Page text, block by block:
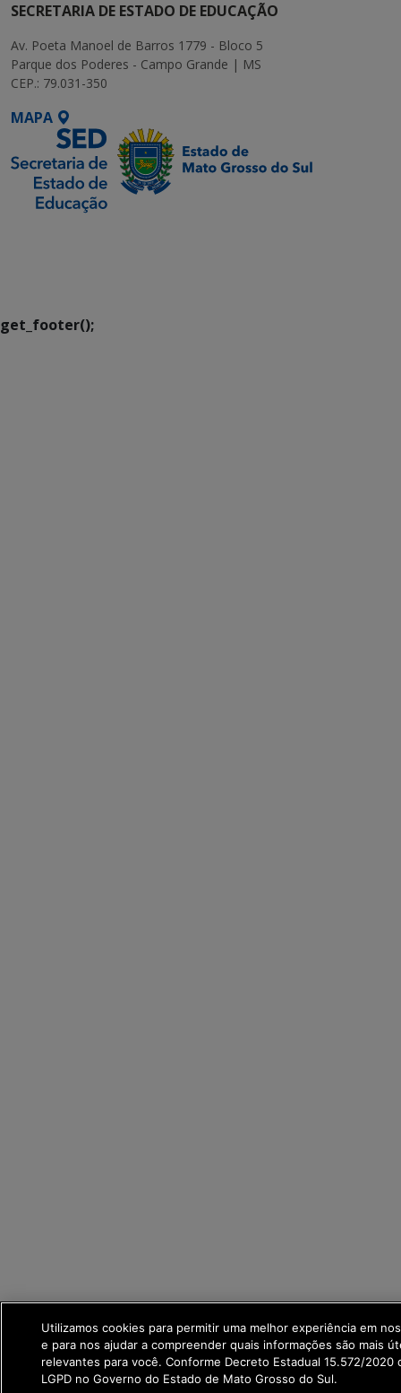
SECRETARIA DE ESTADO DE EDUCAÇÃO
Av. Poeta Manoel de Barros 1779 - Bloco 5
Parque dos Poderes - Campo Grande | MS
CEP.: 79.031-350
MAPA
get_footer();
Utilizamos cookies para permitir uma melhor experiência em
e para nos ajudar a compreender quais informações são mais
relevantes para você. Conforme Decreto Estadual 15.572/2020
LGPD no Governo do Estado de Mato Grosso do Sul.